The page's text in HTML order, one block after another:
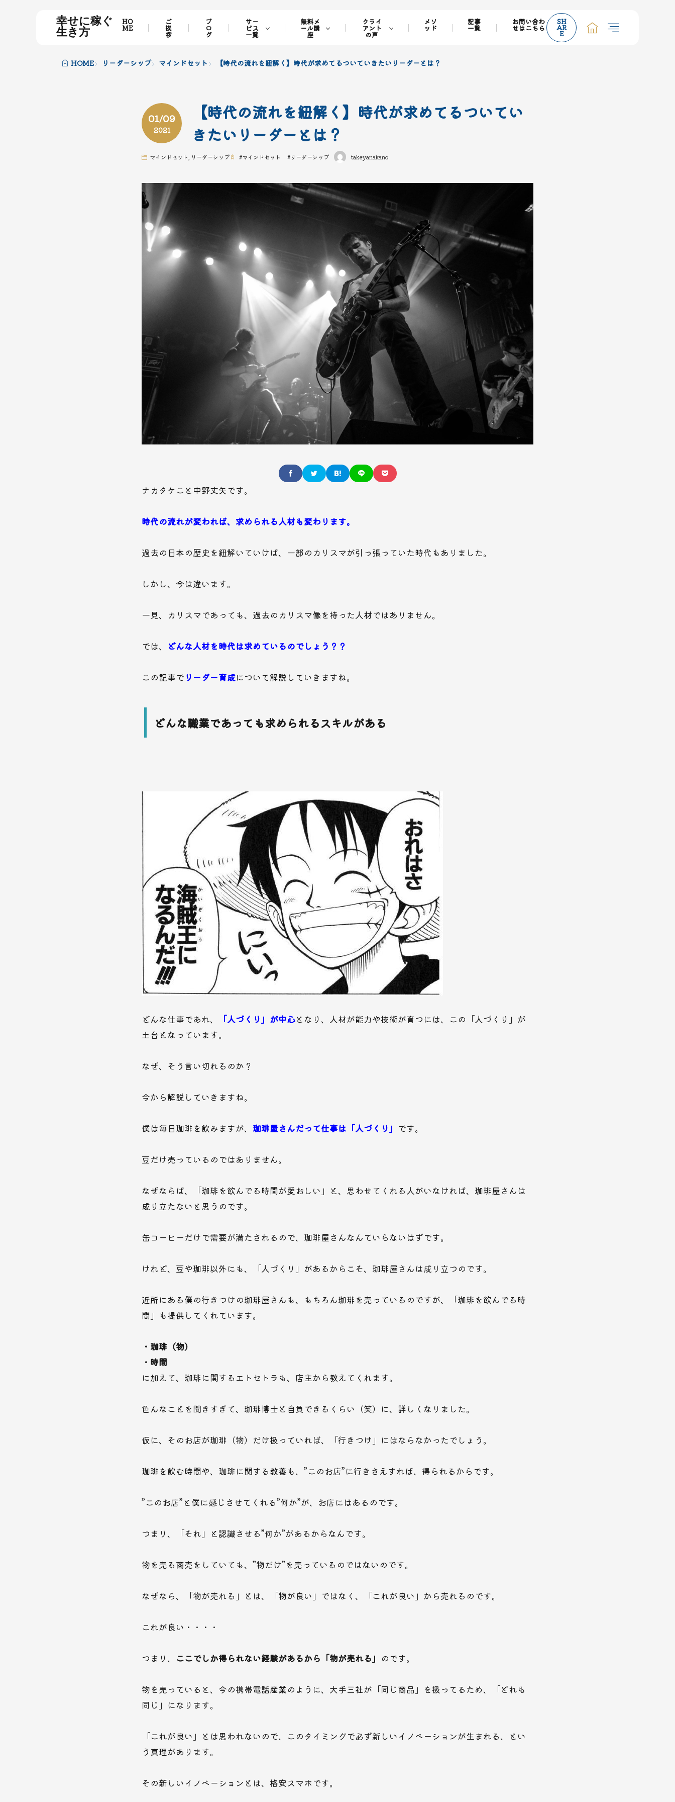
幸せに稼ぐ
生き方
HO
ME
ご
挨
拶
ブ
ロ
グ
サー
ビス
一覧
無料メ
ール講
座
クライ
アント
の声
メソ
ッド
記事
一覧
お問い合わ
せはこちら
SH
AR
E
HOME リーダーシップ マインドセット 【時代の流れを紐解く】時代が求めてるついていきたいリーダーとは？
01/09
2021
【時代の流れを紐解く】時代が求めてるついてい
きたいリーダーとは？
マインドセット リーダーシップ #マインドセット #リーダーシップ takeyanakano
ナカタケこと中野丈矢です。
時代の流れが変われば、求められる人材も変わります。
過去の日本の歴史を紐解いていけば、一部のカリスマが引っ張っていた時代もありました。
しかし、今は違います。
一見、カリスマであっても、過去のカリスマ像を持った人材ではありません。
では、 どんな人材を時代は求めているのでしょう？？
この記事で リーダー育成について解説していきますね。
どんな職業であっても求められるスキルがある
どんな仕事であれ、 「人づくり」が中心となり、人材が能力や技術が育つには、この「人づくり」が
土台となっています。
なぜ、そう言い切れるのか？
今から解説していきますね。
僕は毎日珈琲を飲みますが、 珈琲屋さんだって仕事は「人づくり」 です。
豆だけ売っているのではありません。
なぜならば、「珈琲を飲んでる時間が愛おしい」と、思わせてくれる人がいなければ、珈琲屋さんは
成り立たないと思うのです。
缶コーヒーだけで需要が満たされるので、珈琲屋さんなんていらないはずです。
けれど、豆や珈琲以外にも、「人づくり」があるからこそ、珈琲屋さんは成り立つのです。
近所にある僕の行きつけの珈琲屋さんも、もちろん珈琲を売っているのですが、「珈琲を飲んでる時
間」も提供してくれています。
・珈琲（物）
・時間
に加えて、珈琲に関するエトセトラも、店主から教えてくれます。
色んなことを聞きすぎて、珈琲博士と自負できるくらい（笑）に、詳しくなりました。
仮に、そのお店が珈琲（物）だけ扱っていれば、「行きつけ」にはならなかったでしょう。
珈琲を飲む時間や、珈琲に関する教養も、”このお店”に行きさえすれば、得られるからです。
”このお店”と僕に感じさせてくれる”何か”が、お店にはあるのです。
つまり、「それ」と認識させる”何か”があるからなんです。
物を売る商売をしていても、”物だけ”を売っているのではないのです。
なぜなら、「物が売れる」とは、「物が良い」ではなく、「これが良い」から売れるのです。
これが良い・・・・
つまり、 ここでしか得られない経験があるから「物が売れる」 のです。
物を売っていると、今の携帯電話産業のように、大手三社が「同じ商品」を扱ってるため、「どれも
同じ」になります。
「これが良い」とは思われないので、このタイミングで必ず新しいイノベーションが生まれる、とい
う真理があります。
その新しいイノベーションとは、格安スマホです。